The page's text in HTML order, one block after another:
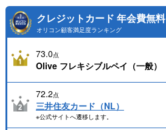
クレジットカード 年会費無料
オリコン顧客満足度ランキング
73.0点
Olive フレキシブルペイ（一般）
72.2点
三井住友カード（NL）
※公式サイトへ遷移します。